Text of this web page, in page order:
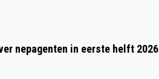
nepagenten in eerste helft 2026